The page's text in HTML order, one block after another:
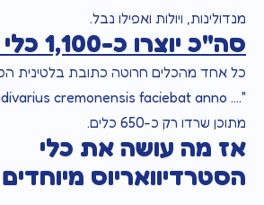
מנדולינות, ויולות ואפילו נבל.
סה"כ יוצרו כ-1,100 כלי מיתר,
כל אחד מהכלים חרוטה כתובת בלטינית
"…. antonius stradivarius cremonensis faciebat anno"
מתוכן שרדו רק כ-650 כלים.
אז מה עושה את כלי
הסטרדיוואריוס